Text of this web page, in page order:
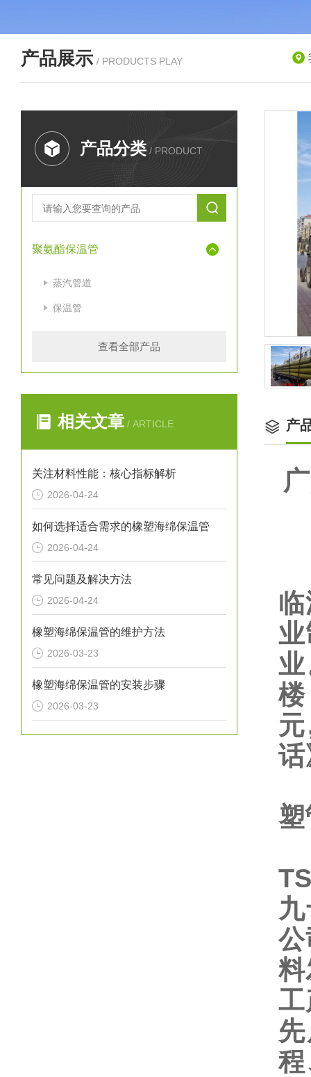
产品展示 / PRODUCTS PLAY
产品分类 / PRODUCT
聚氨酯保温管
蒸汽管道
保温管
查看全部产品
相关文章 / ARTICLE
关注材料性能：核心指标解析
2026-04-24
如何选择适合需求的橡塑海绵保温管
2026-04-24
常见问题及解决方法
2026-04-24
橡塑海绵保温管的维护方法
2026-03-23
橡塑海绵保温管的安装步骤
2026-03-23
产
话